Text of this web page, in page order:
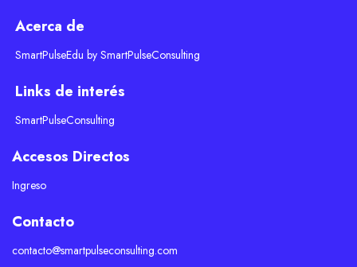
Acerca de
SmartPulseEdu by SmartPulseConsulting
Links de interés
SmartPulseConsulting
Accesos Directos
Ingreso
Contacto
contacto@smartpulseconsulting.com